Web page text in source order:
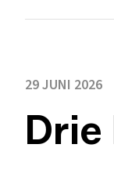
29 JUNI 2026
Drie